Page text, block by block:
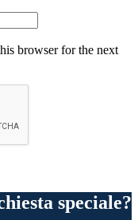
browser for the next
speciale?